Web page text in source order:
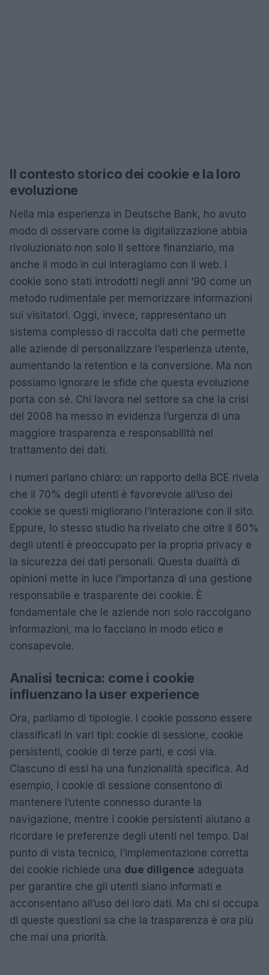
Il contesto storico dei cookie e la loro
evoluzione
Nella mia esperienza in Deutsche Bank, ho avuto
modo di osservare come la digitalizzazione abbia
rivoluzionato non solo il settore finanziario, ma
anche il modo in cui interagiamo con il web. I
cookie sono stati introdotti negli anni ’90 come un
metodo rudimentale per memorizzare informazioni
sui visitatori. Oggi, invece, rappresentano un
sistema complesso di raccolta dati che permette
alle aziende di personalizzare l’esperienza utente,
aumentando la retention e la conversione. Ma non
possiamo ignorare le sfide che questa evoluzione
porta con sé. Chi lavora nel settore sa che la crisi
del 2008 ha messo in evidenza l’urgenza di una
maggiore trasparenza e responsabilità nel
trattamento dei dati.
I numeri parlano chiaro: un rapporto della BCE rivela
che il 70% degli utenti è favorevole all’uso dei
cookie se questi migliorano l’interazione con il sito.
Eppure, lo stesso studio ha rivelato che oltre il 60%
degli utenti è preoccupato per la propria privacy e
la sicurezza dei dati personali. Questa dualità di
opinioni mette in luce l’importanza di una gestione
responsabile e trasparente dei cookie. È
fondamentale che le aziende non solo raccolgano
informazioni, ma lo facciano in modo etico e
consapevole.
Analisi tecnica: come i cookie
influenzano la user experience
Ora, parliamo di tipologie. I cookie possono essere
classificati in vari tipi: cookie di sessione, cookie
persistenti, cookie di terze parti, e così via.
Ciascuno di essi ha una funzionalità specifica. Ad
esempio, i cookie di sessione consentono di
mantenere l’utente connesso durante la
navigazione, mentre i cookie persistenti aiutano a
ricordare le preferenze degli utenti nel tempo. Dal
punto di vista tecnico, l’implementazione corretta
dei cookie richiede una due diligence adeguata
per garantire che gli utenti siano informati e
acconsentano all’uso dei loro dati. Ma chi si occupa
di queste questioni sa che la trasparenza è ora più
che mai una priorità.